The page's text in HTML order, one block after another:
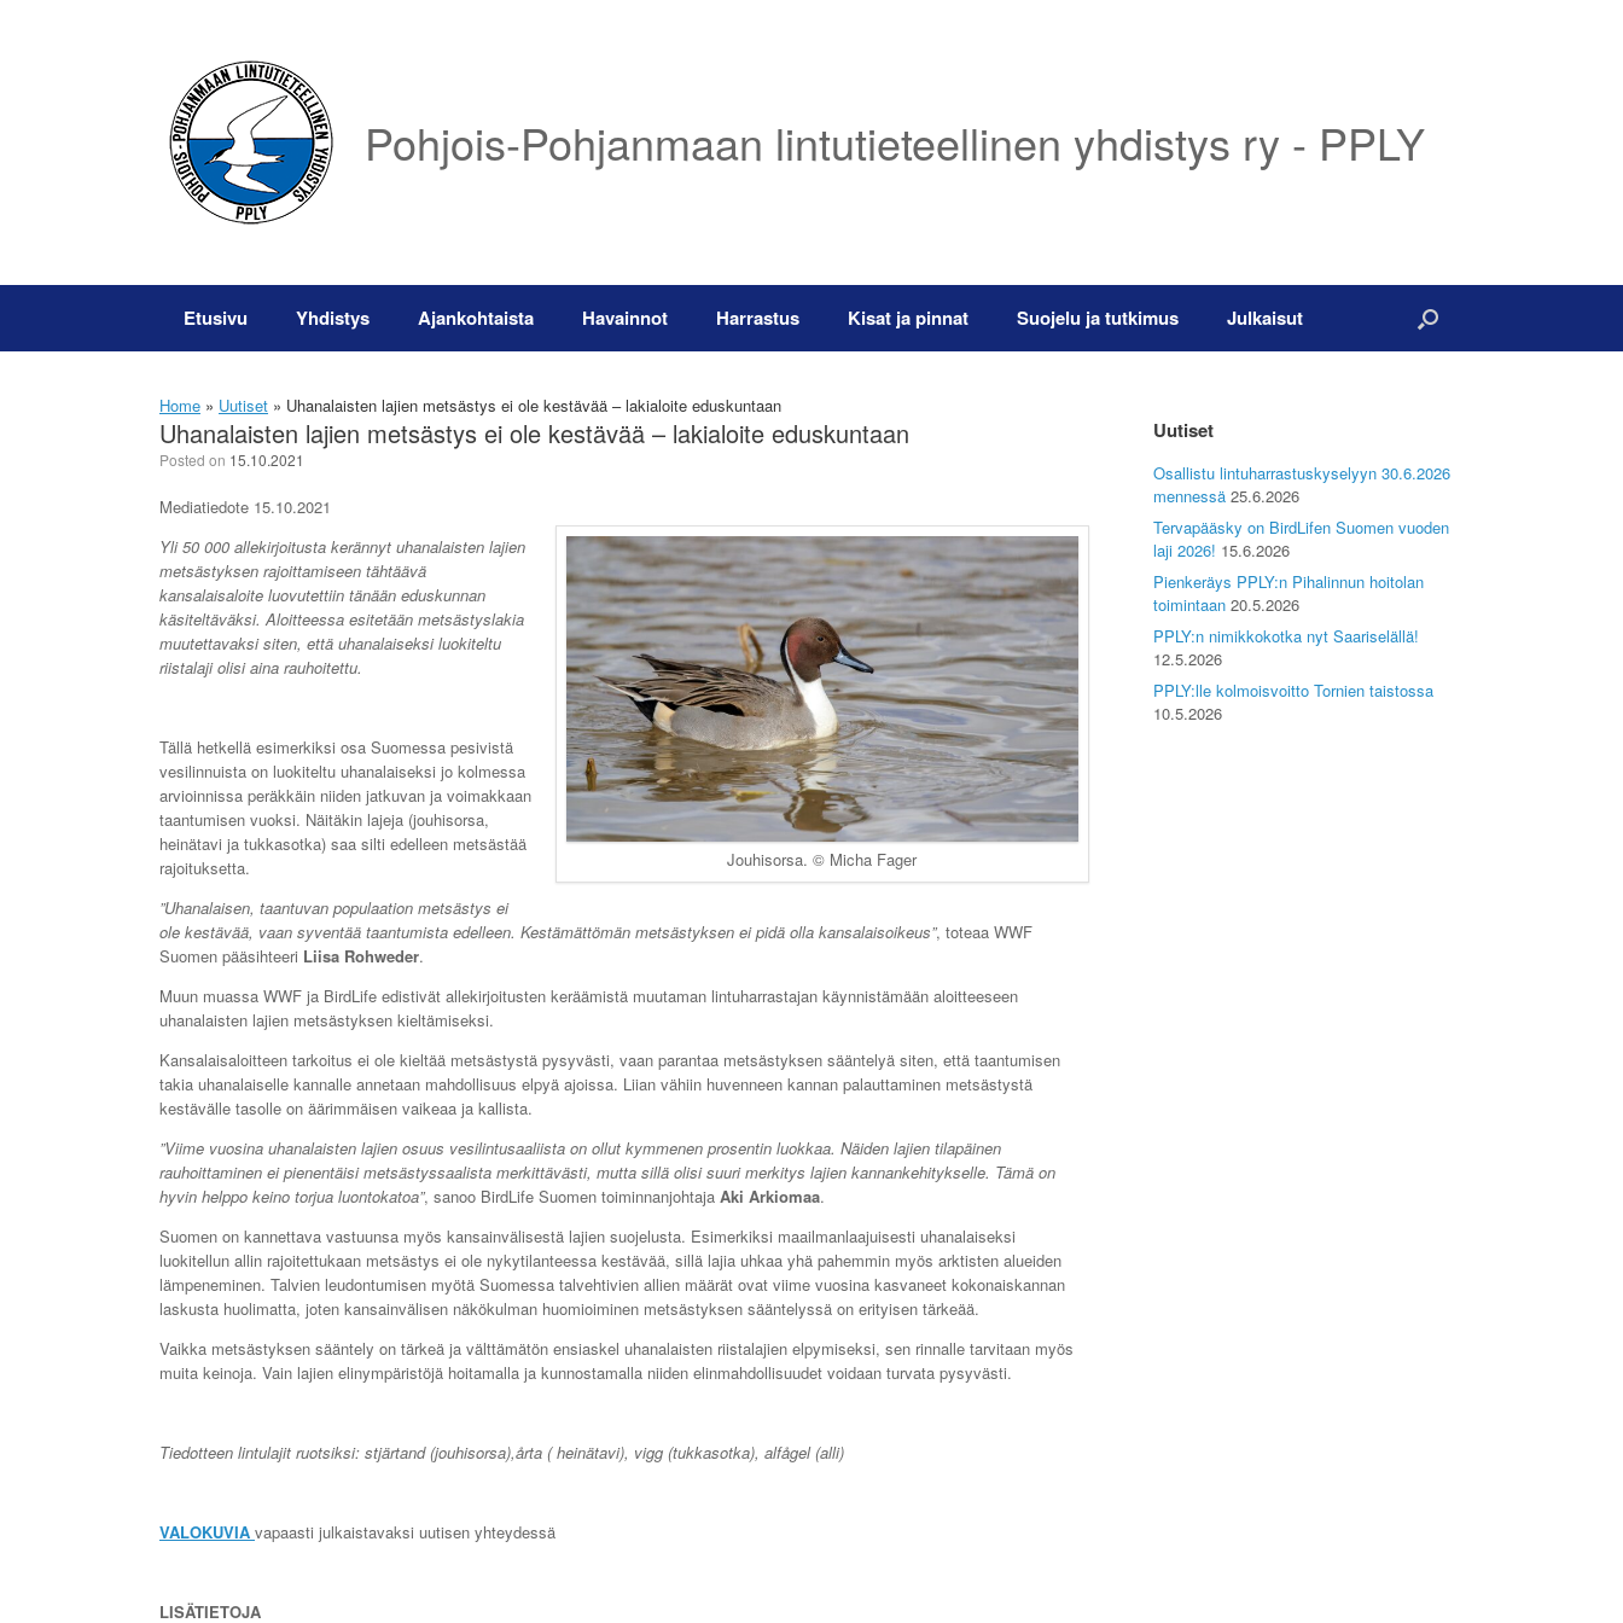
Pohjois-Pohjanmaan lintutieteellinen yhdistys ry - PPLY
Etusivu Yhdistys Ajankohtaista Havainnot Harrastus Kisat ja pinnat Suojelu ja tutkimus Julkaisut
Home » Uutiset » Uhanalaisten lajien metsästys ei ole kestävää – lakialoite eduskuntaan
Uhanalaisten lajien metsästys ei ole kestävää – lakialoite eduskuntaan
Posted on 15.10.2021
Jouhisorsa. © Micha Fager
Mediatiedote 15.10.2021
Yli 50 000 allekirjoitusta kerännyt uhanalaisten lajien
metsästyksen rajoittamiseen tähtäävä
kansalaisaloite luovutettiin tänään eduskunnan
käsiteltäväksi. Aloitteessa esitetään metsästyslakia
muutettavaksi siten, että uhanalaiseksi luokiteltu
riistalaji olisi aina rauhoitettu.
Tällä hetkellä esimerkiksi osa Suomessa pesivistä
vesilinnuista on luokiteltu uhanalaiseksi jo kolmessa
arvioinnissa peräkkäin niiden jatkuvan ja voimakkaan
taantumisen vuoksi. Näitäkin lajeja (jouhisorsa,
heinätavi ja tukkasotka) saa silti edelleen metsästää
rajoituksetta.
”Uhanalaisen, taantuvan populaation metsästys ei
ole kestävää, vaan syventää taantumista edelleen. Kestämättömän metsästyksen ei pidä olla kansalaisoikeus”, toteaa WWF
Suomen pääsihteeri Liisa Rohweder.
Muun muassa WWF ja BirdLife edistivät allekirjoitusten keräämistä muutaman lintuharrastajan käynnistämään aloitteeseen
uhanalaisten lajien metsästyksen kieltämiseksi.
Kansalaisaloitteen tarkoitus ei ole kieltää metsästystä pysyvästi, vaan parantaa metsästyksen sääntelyä siten, että taantumisen
takia uhanalaiselle kannalle annetaan mahdollisuus elpyä ajoissa. Liian vähiin huvenneen kannan palauttaminen metsästystä
kestävälle tasolle on äärimmäisen vaikeaa ja kallista.
”Viime vuosina uhanalaisten lajien osuus vesilintusaaliista on ollut kymmenen prosentin luokkaa. Näiden lajien tilapäinen
rauhoittaminen ei pienentäisi metsästyssaalista merkittävästi, mutta sillä olisi suuri merkitys lajien kannankehitykselle. Tämä on
hyvin helppo keino torjua luontokatoa”, sanoo BirdLife Suomen toiminnanjohtaja Aki Arkiomaa.
Suomen on kannettava vastuunsa myös kansainvälisestä lajien suojelusta. Esimerkiksi maailmanlaajuisesti uhanalaiseksi
luokitellun allin rajoitettukaan metsästys ei ole nykytilanteessa kestävää, sillä lajia uhkaa yhä pahemmin myös arktisten alueiden
lämpeneminen. Talvien leudontumisen myötä Suomessa talvehtivien allien määrät ovat viime vuosina kasvaneet kokonaiskannan
laskusta huolimatta, joten kansainvälisen näkökulman huomioiminen metsästyksen sääntelyssä on erityisen tärkeää.
Vaikka metsästyksen sääntely on tärkeä ja välttämätön ensiaskel uhanalaisten riistalajien elpymiseksi, sen rinnalle tarvitaan myös
muita keinoja. Vain lajien elinympäristöjä hoitamalla ja kunnostamalla niiden elinmahdollisuudet voidaan turvata pysyvästi.
Tiedotteen lintulajit ruotsiksi: stjärtand (jouhisorsa),årta ( heinätavi), vigg (tukkasotka), alfågel (alli)
VALOKUVIA vapaasti julkaistavaksi uutisen yhteydessä
LISÄTIETOJA
Uutiset
Osallistu lintuharrastuskyselyyn 30.6.2026
mennessä 25.6.2026
Tervapääsky on BirdLifen Suomen vuoden
laji 2026! 15.6.2026
Pienkeräys PPLY:n Pihalinnun hoitolan
toimintaan 20.5.2026
PPLY:n nimikkokotka nyt Saariselällä!
12.5.2026
PPLY:lle kolmoisvoitto Tornien taistossa
10.5.2026